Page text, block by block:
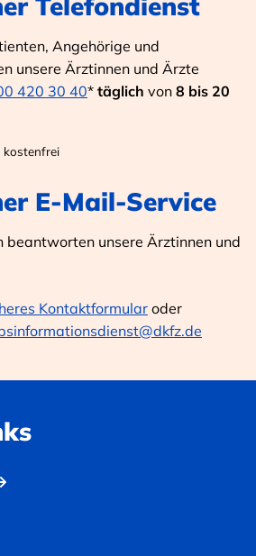
Angehörige und
unsere Ärztinnen und Ärzte
420 30 40* täglich von 8 bis 20
kostenfrei
E-Mail-Service
beantworten unsere Ärztinnen und
Kontaktformular oder